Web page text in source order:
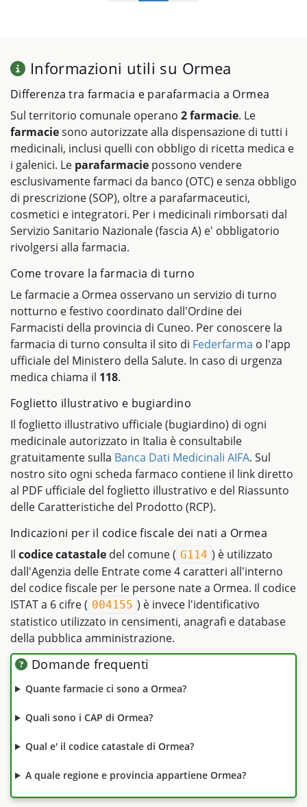
Informazioni utili su Ormea
Differenza tra farmacia e parafarmacia a Ormea
Sul territorio comunale operano 2 farmacie. Le
farmaciesono autorizzate alla dispensazione di tutti i
medicinali, inclusi quelli con obbligo di ricetta medica e
i galenici. Le parafarmacie possono vendere
esclusivamente farmaci da banco (OTC) e senza obbligo
di prescrizione (SOP), oltre a parafarmaceutici,
cosmetici e integratori. Per i medicinali rimborsati dal
Servizio Sanitario Nazionale (fascia A) e' obbligatorio
rivolgersi alla farmacia.
Come trovare la farmacia di turno
Le farmacie a Ormea osservano un servizio di turno
notturno e festivo coordinato dall'Ordine dei
Farmacisti della provincia di Cuneo. Per conoscere la
farmacia di turno consulta il sito di Federfarma o l'app
ufficiale del Ministero della Salute. In caso di urgenza
medica chiama il 118.
Foglietto illustrativo e bugiardino
Il foglietto illustrativo ufficiale (bugiardino) di ogni
medicinale autorizzato in Italia è consultabile
gratuitamente sulla Banca Dati Medicinali AIFA. Sul
nostro sito ogni scheda farmaco contiene il link diretto
al PDF ufficiale del foglietto illustrativo e del Riassunto
delle Caratteristiche del Prodotto (RCP).
Indicazioni per il codice fiscale dei nati a Ormea
Il codice catastale del comune ( G114 ) è utilizzato
dall'Agenzia delle Entrate come 4 caratteri all'interno
del codice fiscale per le persone nate a Ormea. Il codice
ISTAT a 6 cifre ( 004155 ) è invece l'identificativo
statistico utilizzato in censimenti, anagrafi e database
della pubblica amministrazione.
Domande frequenti
Quante farmacie ci sono a Ormea?
Quali sono i CAP di Ormea?
Qual e' il codice catastale di Ormea?
A quale regione e provincia appartiene Ormea?